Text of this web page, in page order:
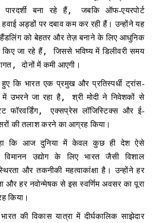
बना रहे हैं ,जबकि ऑफ-एयरपोर्ट
हवाई अड्डों पर दबाव कम कर रही हैं। उन्होंने यह
हैंडलिंग को बेहतर और तेज़ बनाने के लिए आधुनिक
किए जा रहे हैं ,जिससे भविष्य में डिलीवरी समय
,दोनों में कमी आएगी।
कि भारत एक प्रमुख और प्रतिस्पर्धी ट्रांस-
उभरने जा रहा है,श्री मोदी ने निवेशकों से
फॉरवर्डिंग,एक्सप्रेस लॉजिस्टिक्स और ई-
की तलाश करने का आग्रह किया।
कि आज दुनिया में केवल कुछ ही देश ऐसे
उद्योग के लिए भारत जैसी विशाल
और तकनीकी महत्वाकांक्षा है। उन्होंने हर
और हर नवोन्मेषक से इस स्वर्णिम अवसर का पूरा
किया।
की विकास यात्रा में दीर्घकालिक साझेदार